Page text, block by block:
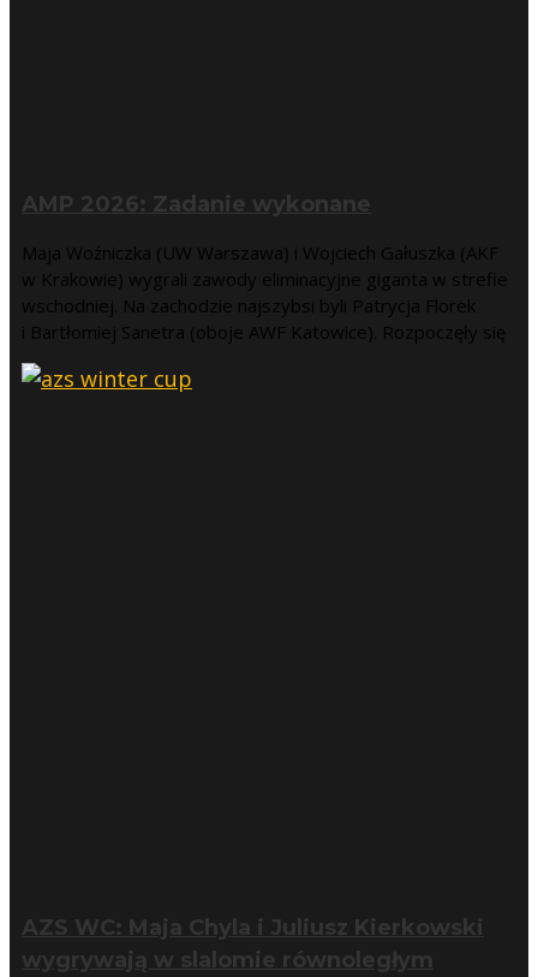
AMP 2026: Zadanie wykonane
Maja Woźniczka (UW Warszawa) i Wojciech Gałuszka (AKF
w Krakowie) wygrali zawody eliminacyjne giganta w strefie
wschodniej. Na zachodzie najszybsi byli Patrycja Florek
i Bartłomiej Sanetra (oboje AWF Katowice). Rozpoczęły się
AZS WC: Maja Chyla i Juliusz Kierkowski
wygrywają w slalomie równoległym